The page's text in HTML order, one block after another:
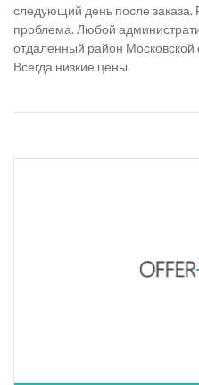
следующий день после заказа.
проблема. Любой
отдаленный район Московской
Всегда низкие цены.